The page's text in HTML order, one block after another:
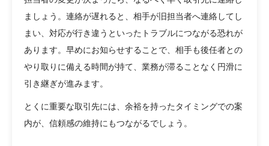
ましょう。連絡が遅れると、相手が旧担当者へ連絡してし
まい、対応が行き違うといったトラブルにつながる恐れが
あります。早めにお知らせすることで、相手も後任者との
やり取りに備える時間が持て、業務が滞ることなく円滑に
引き継ぎが進みます。
とくに重要な取引先には、余裕を持ったタイミングでの案
内が、信頼感の維持にもつながるでしょう。